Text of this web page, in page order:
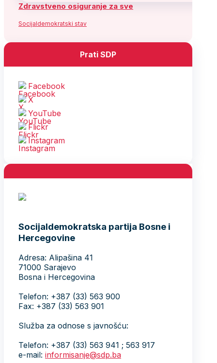
Zdravstveno osiguranje za sve
Socijaldemokratski stav
Prati SDP
Facebook
X
YouTube
Flickr
Instagram
Socijaldemokratska partija Bosne i
Hercegovine
Adresa: Alipašina 41
71000 Sarajevo
Bosna i Hercegovina
Telefon: +387 (33) 563 900
Fax: +387 (33) 563 901
Služba za odnose s javnošću:
Telefon: +387 (33) 563 941 ; 563 917
e-mail: informisanje@sdp.ba